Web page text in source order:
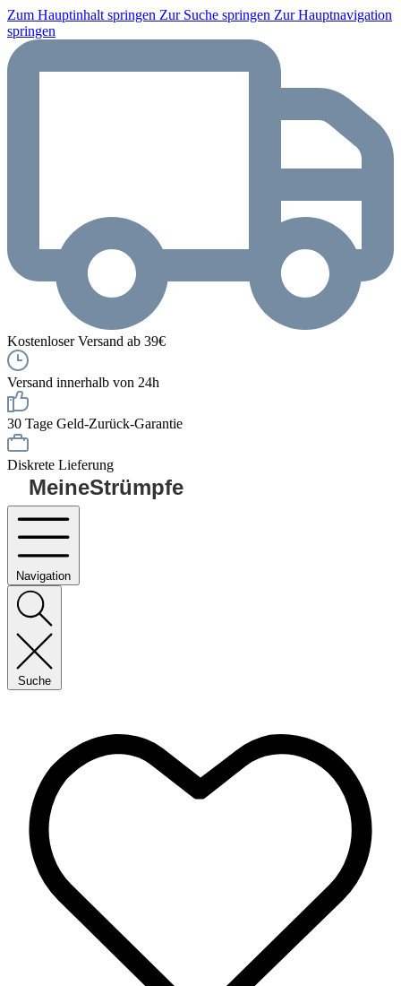
Zum Hauptinhalt springen Zur Suche springen Zur Hauptnavigation
springen
Kostenloser Versand ab 39€
Versand innerhalb von 24h
30 Tage Geld-Zurück-Garantie
Diskrete Lieferung
MeineStrümpfe
Navigation
Suche